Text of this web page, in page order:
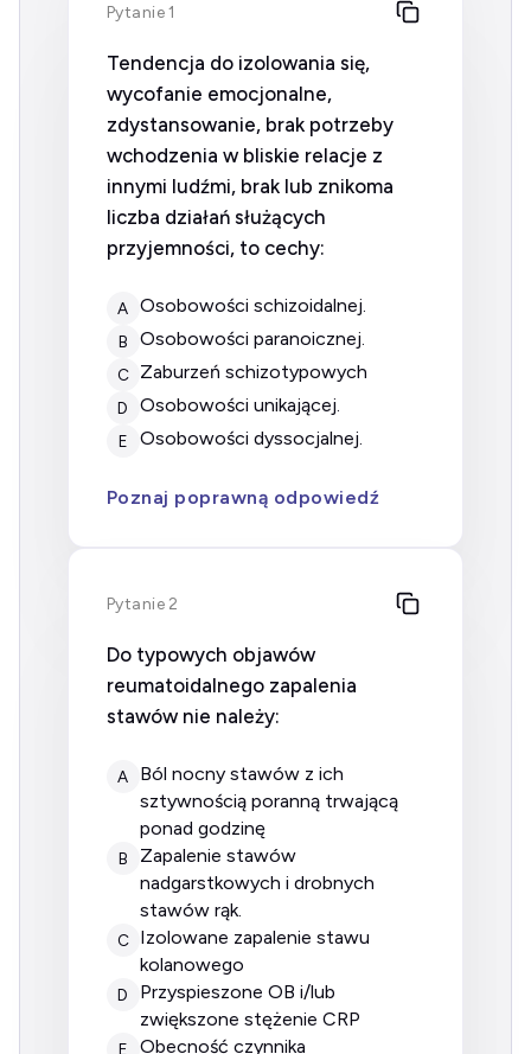
Pytanie 1
Tendencja do izolowania się,
wycofanie emocjonalne,
zdystansowanie, brak potrzeby
wchodzenia w bliskie relacje z
innymi ludźmi, brak lub znikoma
liczba działań służących
przyjemności, to cechy:
A osobowości schizoidalnej.
B osobowości paranoicznej.
C zaburzeń schizotypowych
D osobowości unikającej.
E osobowości dyssocjalnej.
Poznaj poprawną odpowiedź
Pytanie 2
Do typowych objawów
reumatoidalnego zapalenia
stawów nie należy:
A
ból nocny stawów z ich
sztywnością poranną trwającą
ponad godzinę
B
zapalenie stawów
nadgarstkowych i drobnych
stawów rąk.
C
izolowane zapalenie stawu
kolanowego
D
przyspieszone OB i/lub
zwiększone stężenie CRP
E
obecność czynnika